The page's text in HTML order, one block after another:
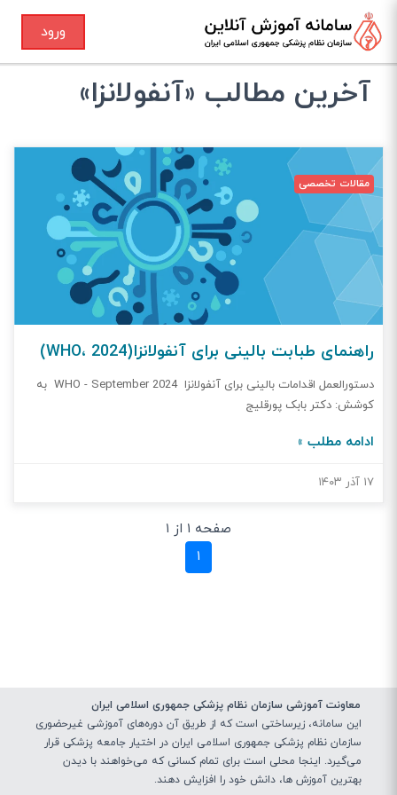
ورود
آخرین مطالب «آنفولانزا»
مقالات تخصصی
راهنمای طبابت بالینی برای آنفولانزا(WHO، 2024)
دستورالعمل اقدامات بالینی برای آنفولانزا WHO - September 2024 به
کوشش: دکتر بابک پورقلیج
ادامه مطلب »
۱۷ آذر ۱۴۰۳
صفحه ۱ از ۱
۱
معاونت آموزشی سازمان نظام پزشکی جمهوری اسلامی ایران
این سامانه، زیرساختی‌ است که از طریق آن دوره‌های آموزشی غیرحضوری
سازمان نظام پزشکی جمهوری اسلامی ایران در اختیار جامعه پزشکی قرار
می‌گیرد. اینجا محلی است برای تمام کسانی که می‌خواهند با دیدن
بهترین آموزش ها، دانش خود را افزایش دهند.